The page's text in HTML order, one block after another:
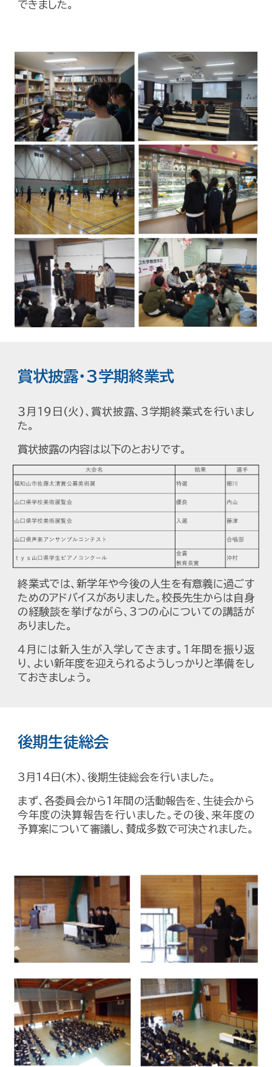
できました。
賞状披露・3学期終業式
３月１９日(火)、 賞状披露、 3学期終業式を行いまし
た。
賞状披露の内容は以下のとおりです。
終業式では、新学年や今後の人生を有意義に過ごす
ためのアドバイスがありました。校長先生からは自身
の経験談を挙げながら、3つの心についての講話が
ありました。
４月には新入生が入学してきます。１年間を振り返
り、よい新年度を迎えられるようしっかりと準備をし
ておきましょう。
後期生徒総会
3月14日(木)、後期生徒総会を行いました。
まず、各委員会から1年間の活動報告を、生徒会から
今年度の決算報告を行いました。その後、来年度の
予算案について審議し、賛成多数で可決されました。